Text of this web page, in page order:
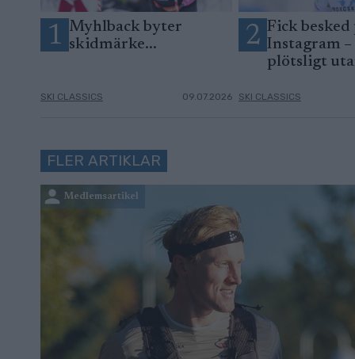
1 Myhlback byter
skidmärke...
SKI CLASSICS 09.07.2026
2 Fick besked
Instagram –
plötsligt
SKI CLASSICS
FLER ARTIKLAR
Medlemsartikel